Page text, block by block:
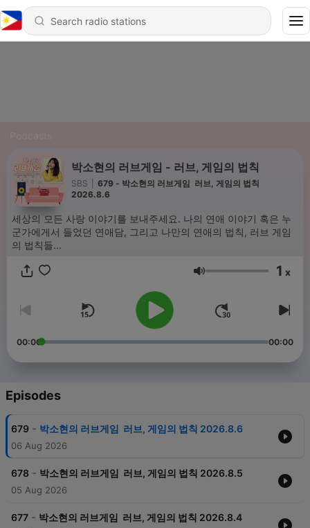
박소현의 러브게임 ­- 러브, 게임의 법칙
SBS
679 - 박소현의 러브게임 ­ 러브, 게임의 법칙
2026.8.6
세상의 모든 사랑 이야기를 보내주세요. 나의 연애 이야기 혹은 누
군가에게서 들었던 연애담, 그리고 나만의 연애의 법칙, 러브 게임
의 법칙들...
Volume 1 x
00:00 00:00
Episodes
679 - 박소현의 러브게임 ­ 러브, 게임의 법칙 2026.8.6
06 Aug 2026
678 - 박소현의 러브게임 ­ 러브, 게임의 법칙 2026.8.5
05 Aug 2026
677 - 박소현의 러브게임 ­ 러브, 게임의 법칙 2026.8.4